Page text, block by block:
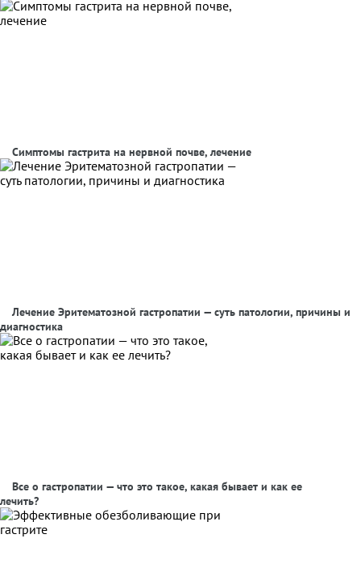
Симптомы гастрита на нервной почве, лечение
Лечение Эритематозной гастропатии — суть патологии, причины и
диагностика
Все о гастропатии — что это такое, какая бывает и как ее
лечить?